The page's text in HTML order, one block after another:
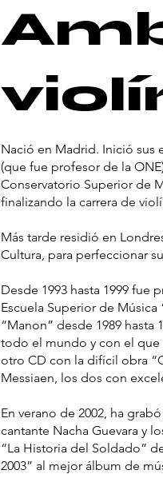
Nació en Madrid. Inició sus
(que fue profesor de la
Conservatorio Superior de
finalizando la carrera de
Más tarde residió en
Cultura, para perfeccionar
Desde 1993 hasta 1999 fue
Escuela Superior de
“Manon” desde 1989
todo el mundo y con el que
otro CD con la difícil obra
Messiaen, los dos con
En verano de 2002, ha
cantante Nacha Guevara y
“La Historia del Soldado”
2003” al mejor álbum de